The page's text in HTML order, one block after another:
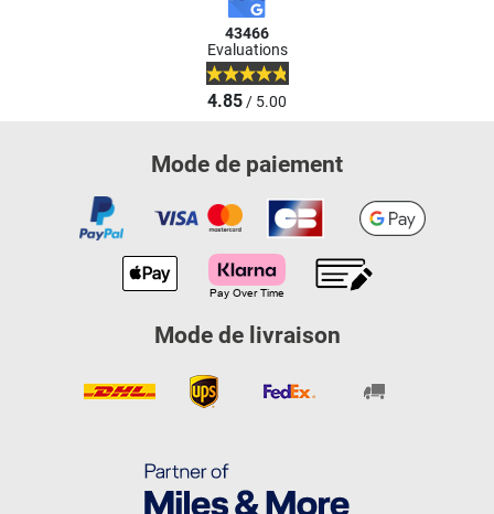
43466
Evaluations
4.85/ 5.00
Mode de paiement
Mode de livraison